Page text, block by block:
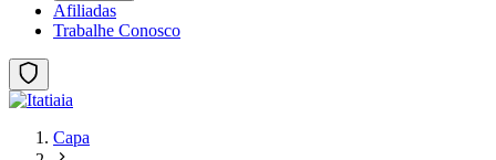
Afiliadas
Trabalhe Conosco
Capa